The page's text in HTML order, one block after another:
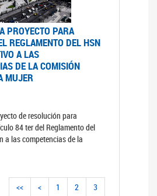
PROYECTO PARA
REGLAMENTO DEL HSN
A LAS
DE LA COMISIÓN
MUJER
de resolución para
84 ter del Reglamento del
a las competencias de la
<< < 1 2
3